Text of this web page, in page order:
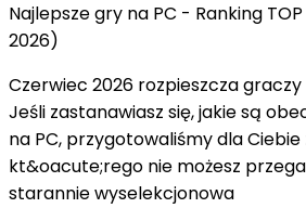
Najlepsze gry na PC - Ranking
2026)
Czerwiec 2026 rozpieszcza graczy
Jeśli zastanawiasz się, jakie są
na PC, przygotowaliśmy dla
kt&oacute;rego nie możesz
starannie wyselekcjonowa